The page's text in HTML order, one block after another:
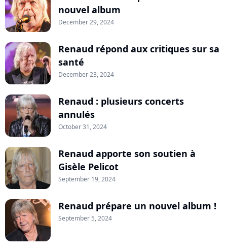
nouvel album
December 29, 2024
Renaud répond aux critiques sur sa
santé
December 23, 2024
Renaud : plusieurs concerts
annulés
October 31, 2024
Renaud apporte son soutien à
Gisèle Pelicot
September 19, 2024
Renaud prépare un nouvel album !
September 5, 2024